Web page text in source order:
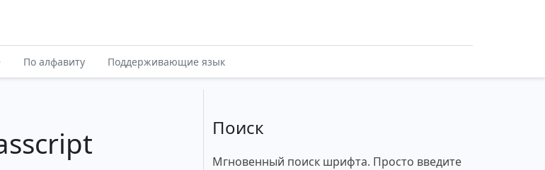
По алфавиту Поддерживающие язык
Поиск
Мгновенный поиск шрифта. Просто введите